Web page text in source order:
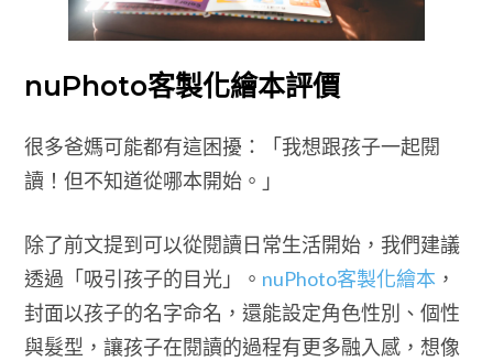
nuPhoto客製化繪本評價
很多爸媽可能都有這困擾：「我想跟孩子一起閱
讀！但不知道從哪本開始。」
除了前文提到可以從閱讀日常生活開始，我們建議
透過「吸引孩子的目光」。 nuPhoto客製化繪本，
封面以孩子的名字命名，還能設定角色性別、個性
與髮型，讓孩子在閱讀的過程有更多融入感，想像